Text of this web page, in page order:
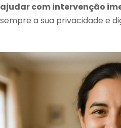
ajudar com intervenção
sempre a sua privacidade e